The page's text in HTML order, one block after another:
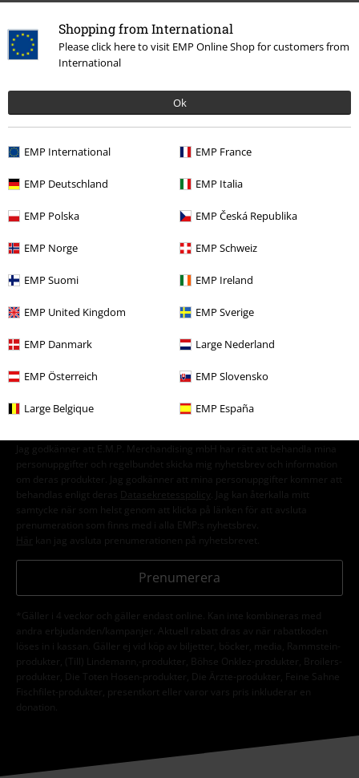
Shopping from International
Please click here to visit EMP Online Shop for customers from
International
Ok
EMP International EMP France
EMP Deutschland EMP Italia
EMP Polska EMP Česká Republika
EMP Norge EMP Schweiz
EMP Suomi EMP Ireland
EMP United Kingdom EMP Sverige
EMP Danmark Large Nederland
EMP Österreich EMP Slovensko
Large Belgique EMP España
More categories. More options.
Kläder & accessoarer Toppar T-Shirtar
Plusstorlekar T-shirts & Toppar T-shirts
Plusstorlekar Killar
Kläder T-shirts & Toppar
Rea % Bandmerch
15% rabatt när du registrerar dig för vårt
Jag godkänner att E.M.P. Merchandising mbH har rätt att behandla mina
personuppgifter och regelbundet skicka mig nyhetsbrev och information
om deras produkter. Jag godkänner att mina personuppgifter kommer att
behandlas enligt deras
Datasekretesspolicy
. Jag kan återkalla mitt
samtycke när som helst genom att klicka på länken för att avsluta
prenumeration som finns med i alla EMP:s nyhetsbrev.
Här kan jag avsluta prenumerationen på nyhetsbrevet.
Prenumerera
*Gäller i 4 veckor och gäller endast online. Kan inte kombineras med
andra erbjudanden/kampanjer. Aktuell rabatt dras av när rabattkoden
löses in i kassan. Gäller ej vid köp av biljetter, böcker, media, Rammstein-
produkter, (Till) Lindemann,-produkter, Böhse Onklez-produkter, Broilers-
produkter, Die Toten Hosen-produkter, Die Ärzte-produkter, Feine Sahne
Fischfilet-produkter, presentkort eller varor vars pris inkluderar en
donation.